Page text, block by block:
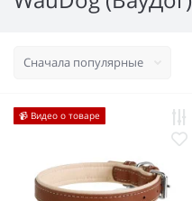
📹 Видео о товаре